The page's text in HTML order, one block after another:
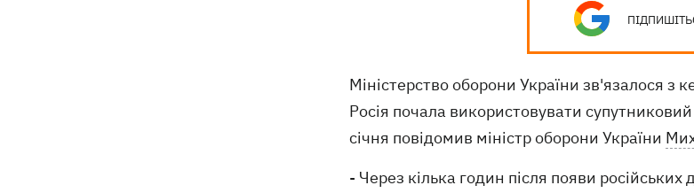
Міністерство оборони України зв'язалося з
Росія почала використовувати
січня повідомив міністр оборони України
- Через кілька годин після появи